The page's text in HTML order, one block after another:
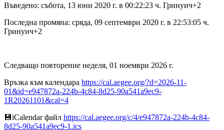
Въведено: събота, 13 юни 2020 г. в 00:22:23 ч. Гринуич+2
Последна промяна: сряда, 09 септември 2020 г. в 22:53:05 ч.
Гринуич+2
Следващо повторение неделя, 01 ноември 2026 г.
Връзка към календара https://cal.aegee.org/?d=2026-11-
01&id=e947872a-224b-4c84-8d25-90a541a9ec9-
1R20261101&cal=4
💾︎iCalendar файл https://cal.aegee.org/c/4/e947872a-224b-4c84-
8d25-90a541a9ec9-1.ics